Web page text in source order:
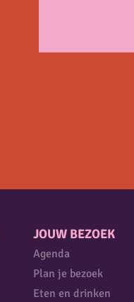
JOUW BEZOEK
Agenda
Plan je bezoek
Eten en drinken